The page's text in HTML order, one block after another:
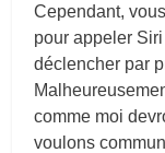
Cependant,
pour appeler
déclencher par
comme moi
voulons